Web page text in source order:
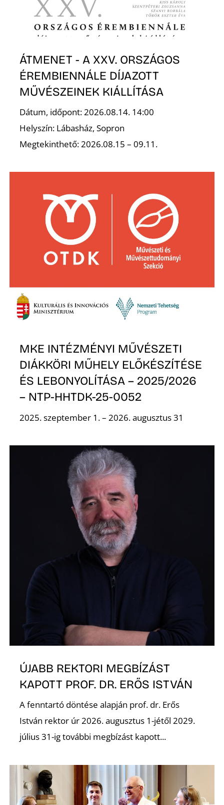
ÁTMENET - A XXV. ORSZÁGOS
ÉREMBIENNÁLE DÍJAZOTT
MŰVÉSZEINEK KIÁLLÍTÁSA
Dátum, időpont: 2026.08.14. 14:00
Helyszín: Lábasház, Sopron
Megtekinthető: 2026.08.15 – 09.11.
MKE INTÉZMÉNYI MŰVÉSZETI
DIÁKKÖRI MŰHELY ELŐKÉSZÍTÉSE
ÉS LEBONYOLÍTÁSA – 2025/2026
– NTP-HHTDK-25-0052
2025. szeptember 1. – 2026. augusztus 31
ÚJABB REKTORI MEGBÍZÁST
KAPOTT PROF. DR. ERŐS ISTVÁN
A fenntartó döntése alapján prof. dr. Erős
István rektor úr 2026. augusztus 1-jétől 2029.
július 31-ig további megbízást kapott...